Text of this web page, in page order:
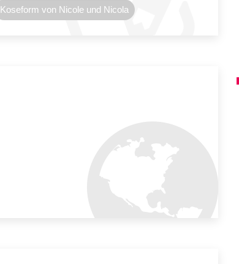
Koseform von Nicole und Nicola